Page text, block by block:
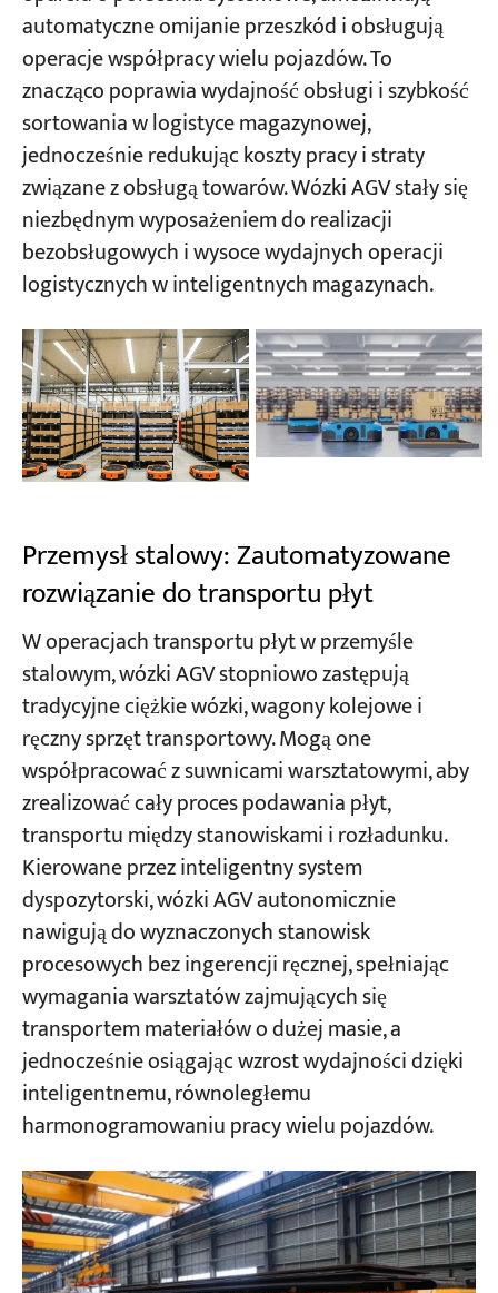
automatyczne omijanie przeszkód i obsługują
operacje współpracy wielu pojazdów. To
znacząco poprawia wydajność obsługi i szybkość
sortowania w logistyce magazynowej,
jednocześnie redukując koszty pracy i straty
związane z obsługą towarów. Wózki AGV stały się
niezbędnym wyposażeniem do realizacji
bezobsługowych i wysoce wydajnych operacji
logistycznych w inteligentnych magazynach.
Przemysł stalowy: Zautomatyzowane
rozwiązanie do transportu płyt
W operacjach transportu płyt w przemyśle
stalowym, wózki AGV stopniowo zastępują
tradycyjne ciężkie wózki, wagony kolejowe i
ręczny sprzęt transportowy. Mogą one
współpracować z suwnicami warsztatowymi, aby
zrealizować cały proces podawania płyt,
transportu między stanowiskami i rozładunku.
Kierowane przez inteligentny system
dyspozytorski, wózki AGV autonomicznie
nawigują do wyznaczonych stanowisk
procesowych bez ingerencji ręcznej, spełniając
wymagania warsztatów zajmujących się
transportem materiałów o dużej masie, a
jednocześnie osiągając wzrost wydajności dzięki
inteligentnemu, równoległemu
harmonogramowaniu pracy wielu pojazdów.